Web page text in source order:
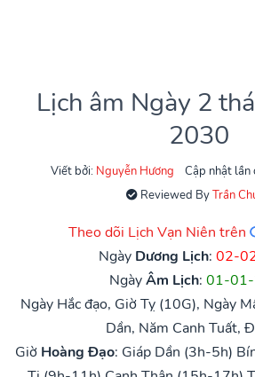
Lịch âm Ngày 2
2030
Viết bởi: Nguyễn Hương
Cập nhật
Reviewed ByTrần
Theo dõi Lịch Vạn Niên trên
Ngày Dương Lịch: 02-
NgàyÂm Lịch: 01-
Ngày Hắc đạo, Giờ Tỵ (10G), Ngày
Dần, Năm Canh Tuất,
Giờ Hoàng Đạo: Giáp Dần (3h-5h)